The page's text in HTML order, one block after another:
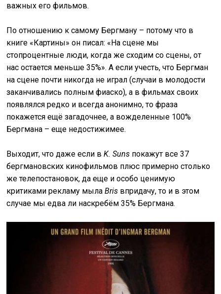
важных его фильмов.
По отношению к самому Бергману – потому что в
книге «Картины» он писал: «На сцене мы
стопроцентные люди, когда же сходим со сцены, от
нас остается меньше 35%». А если учесть, что Бергман
на сцене почти никогда не играл (случаи в молодости
заканчивались полным фиаско), а в фильмах своих
появлялся редко и всегда анонимно, то фраза
покажется ещё загадочнее, а вожделенные 100%
Бергмана – еще недостижимее.
Выходит, что даже если вK. Suns покажут все 37
бергмановских кинофильмов плюс примерно столько
же телепостановок, да еще и особо ценимую
критиками рекламу мылаBris впридачу, то и в этом
случае мы едва ли наскребём 35% Бергмана.